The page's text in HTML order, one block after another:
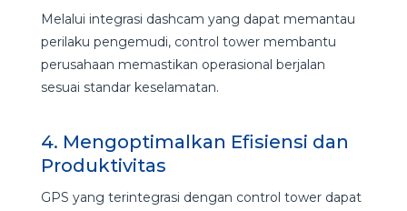
Melalui integrasi dashcam yang dapat memantau
perilaku pengemudi, control tower membantu
perusahaan memastikan operasional berjalan
sesuai standar keselamatan.
4. Mengoptimalkan Efisiensi dan
Produktivitas
GPS yang terintegrasi dengan control tower dapat